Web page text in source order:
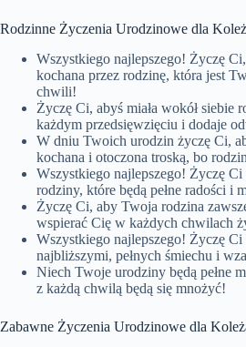
Rodzinne Życzenia Urodzinowe dla
Wszystkiego najlepszego! Życzę Ci,
kochana przez rodzinę, która jest
chwili!
Życzę Ci, abyś miała wokół siebie
każdym przedsięwzięciu i dodaje
W dniu Twoich urodzin życzę Ci,
kochana i otoczona troską, bo
Wszystkiego najlepszego! Życzę
rodziny, które będą pełne radości i
Życzę Ci, aby Twoja rodzina
wspierać Cię w każdych chwilach
Wszystkiego najlepszego! Życzę
najbliższymi, pełnych śmiechu i
Niech Twoje urodziny będą pełne
z każdą chwilą będą się mnożyć!
Zabawne Życzenia Urodzinowe dla